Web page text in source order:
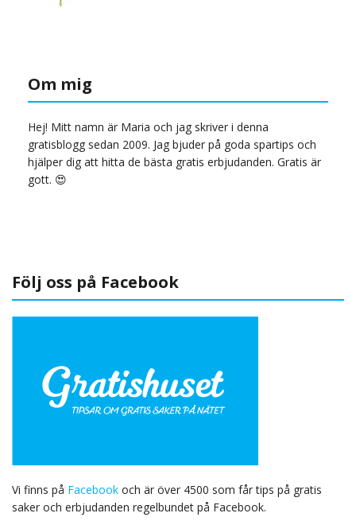
Om mig
Hej! Mitt namn är Maria och jag skriver i denna
gratisblogg sedan 2009. Jag bjuder på goda spartips och
hjälper dig att hitta de bästa gratis erbjudanden. Gratis är
gott. 😍
Följ oss på Facebook
Vi finns på Facebook och är över 4500 som får tips på gratis
saker och erbjudanden regelbundet på Facebook.